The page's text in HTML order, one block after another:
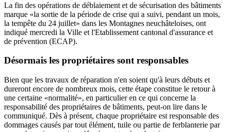
La fin des opérations de déblaiement et de sécurisation des bâtiments
marque «la sortie de la période de crise qui a suivi, pendant un mois,
la tempête du 24 juillet» dans les Montagnes neuchâteloises, ont
indiqué mercredi la Ville et l'Etablissement cantonal d'assurance et
de prévention (ECAP).
Désormais les propriétaires sont responsables
Bien que les travaux de réparation n'en soient qu'à leurs débuts et
dureront encore de nombreux mois, cette étape constitue le retour à
une certaine «normalité», en particulier en ce qui concerne la
responsabilité des propriétaires de bâtiments, peut-on lire dans le
communiqué. Dès à présent, chaque propriétaire est responsable des
dommages causés par tout élément, tuile ou partie de ferblanterie par